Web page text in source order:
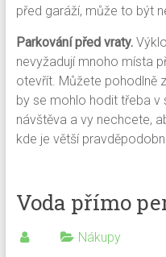
před garáží, může to být
Parkování před vraty.
nevyžadují mnoho místa
otevřít. Můžete pohodlně
by se mohlo hodit třeba v
návštěva a vy nechcete,
kde je větší
Voda přímo
Nákupy